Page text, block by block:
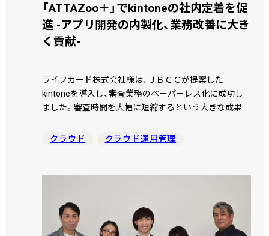
「ATTAZoo＋」でkintoneの社内定着を促
進 -アプリ開発の内製化、業務改善に大き
く貢献-
ライフカード株式会社様は、ＪＢＣＣが提案した
kintoneを導入し、審査業務のペーパーレス化に成功し
ました。審査時間を大幅に短縮するという大きな成果に
リの内製化が進んでおり、開発経験のない実務担当者が
ます。ATTAZoo＋を活用してどのような効果があった
のか、kintoneの導入を推進している営業企画推進部の
したカード審査部の飯塚氏にお話を伺いました。
クラウド クラウド運用管理